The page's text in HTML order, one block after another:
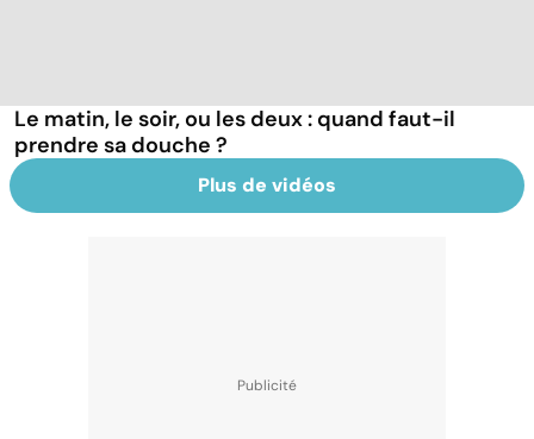
Le matin, le soir, ou les deux : quand faut-il
prendre sa douche ?
Plus de vidéos